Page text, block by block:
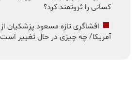
کسانی را ثروتمند کرد؟
افشاگری تازه مسعود پزشکیان
آمریکا/ چه چیزی در حال تغییر